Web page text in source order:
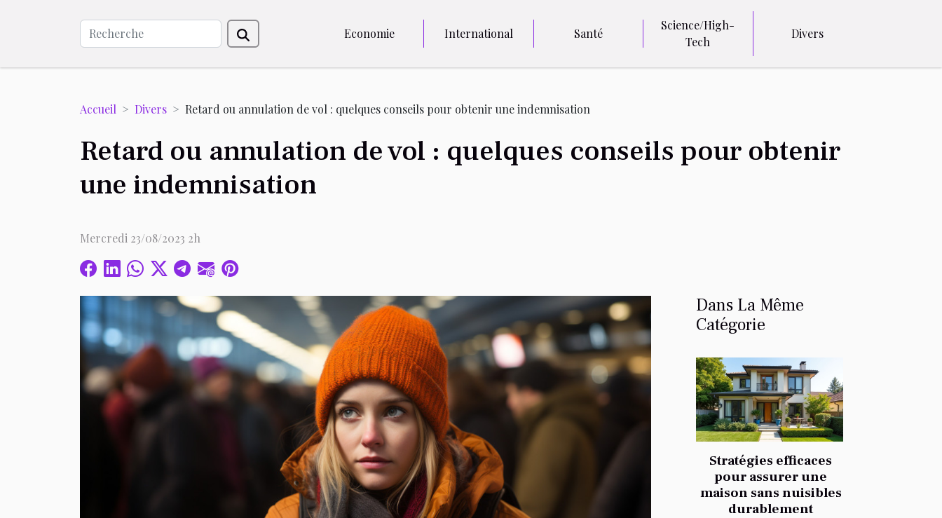
Economie International Santé
Science/High-
Tech
Divers
Accueil Divers Retard ou annulation de vol : quelques conseils pour obtenir une indemnisation
Retard ou annulation de vol : quelques conseils pour obtenir
une indemnisation
Mercredi 23/08/2023 2h
Dans La Même
Catégorie
Stratégies efficaces
pour assurer une
maison sans nuisibles
durablement